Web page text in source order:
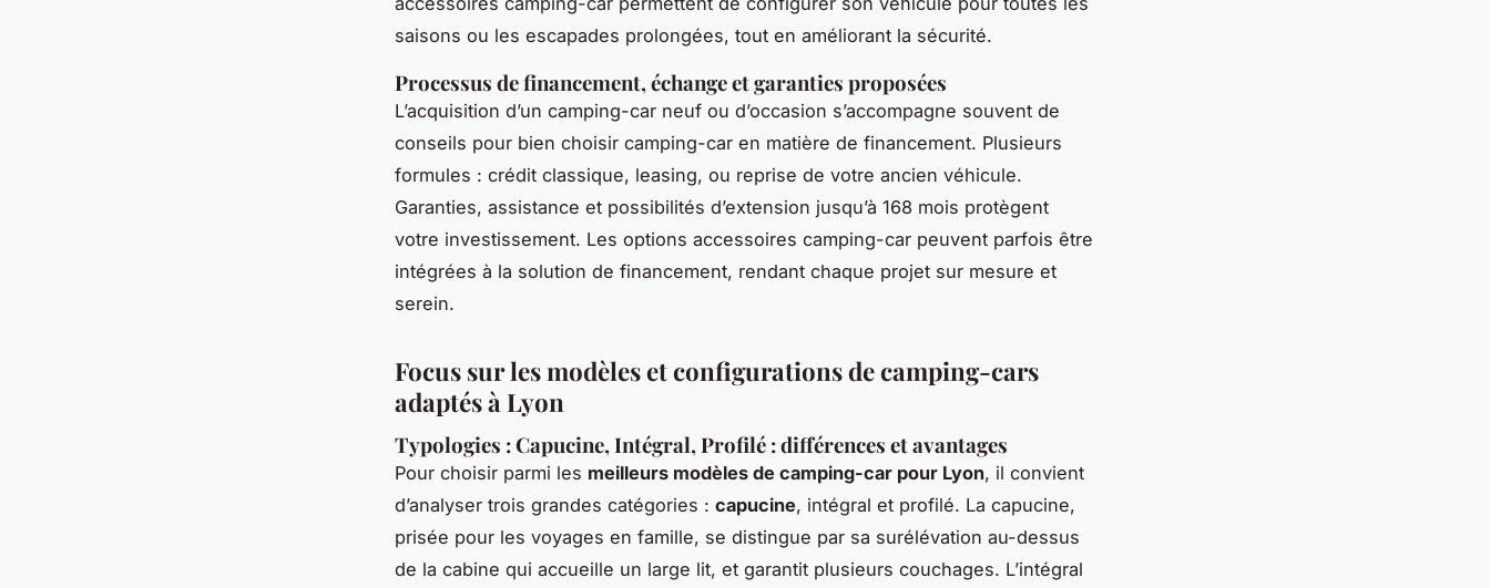
saisons ou les escapades prolongées, tout en améliorant la sécurité.
Processus de financement, échange et garanties proposées
L’acquisition d’un camping-car neuf ou d’occasion s’accompagne souvent de
conseils pour bien choisir camping-car en matière de financement. Plusieurs
formules : crédit classique, leasing, ou reprise de votre ancien véhicule.
Garanties, assistance et possibilités d’extension jusqu’à 168 mois protègent
votre investissement. Les options accessoires camping-car peuvent parfois être
intégrées à la solution de financement, rendant chaque projet sur mesure et
serein.
Focus sur les modèles et configurations de camping-cars
adaptés à Lyon
Typologies : Capucine, Intégral, Profilé : différences et avantages
Pour choisir parmi les meilleurs modèles de camping-car pour Lyon, il convient
d’analyser trois grandes catégories : capucine, intégral et profilé. La capucine,
prisée pour les voyages en famille, se distingue par sa surélévation au-dessus
de la cabine qui accueille un large lit, et garantit plusieurs couchages. L’intégral